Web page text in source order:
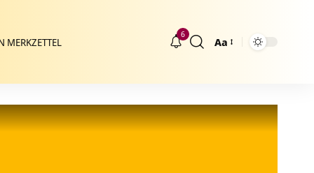
MERKZETTEL
6
Größenänderung
Aa